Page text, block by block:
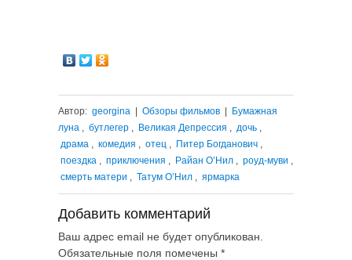
Автор: georgina Обзоры фильмов
Бумажная
луна , бутлегер , Великая Депрессия , дочь ,
драма , комедия , отец , Питер Богданович ,
поездка , приключения , Райан О’Нил , роуд-муви ,
смерть матери , Татум О’Нил , ярмарка
Добавить комментарий
Ваш адрес email не будет опубликован.
Обязательные поля помечены *